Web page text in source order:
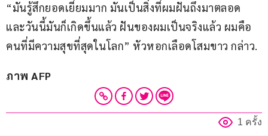
“มันรู้สึกยอดเยี่ยมมาก มันเป็นสิ่งที่ผมฝันถึงมาตลอด
และวันนี้มันก็เกิดขึ้นแล้ว ฝันของผมเป็นจริงแล้ว ผมคือ
คนที่มีความสุขที่สุดในโลก” หัวหอกเลือดโสมขาว กล่าว.
ภาพ AFP
1 ครั้ง